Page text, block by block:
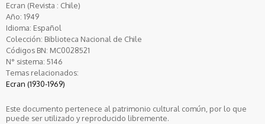
Ecran (Revista : Chile)
Año: 1949
Idioma: Español
Colección: Biblioteca Nacional de Chile
Códigos BN: MC0028521
N° sistema: 5146
Temas relacionados:
Ecran (1930-1969)
Este documento pertenece al patrimonio cultural común, por lo que
puede ser utilizado y reproducido libremente.